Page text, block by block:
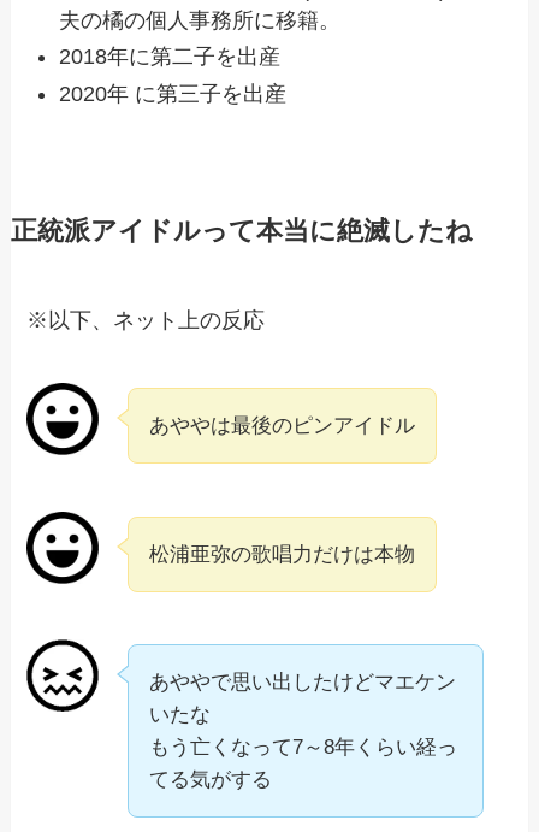
夫の橘の個人事務所に移籍。
2018年に第二子を出産
2020年 に第三子を出産
正統派アイドルって本当に絶滅したね
※以下、ネット上の反応
あややは最後のピンアイドル
松浦亜弥の歌唱力だけは本物
あややで思い出したけどマエケン
いたな
もう亡くなって7～8年くらい経っ
てる気がする